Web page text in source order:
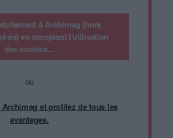
à Archimag (hors
en acceptant l'utilisation
des cookies...
ou
et profitez de tous les
avantages.